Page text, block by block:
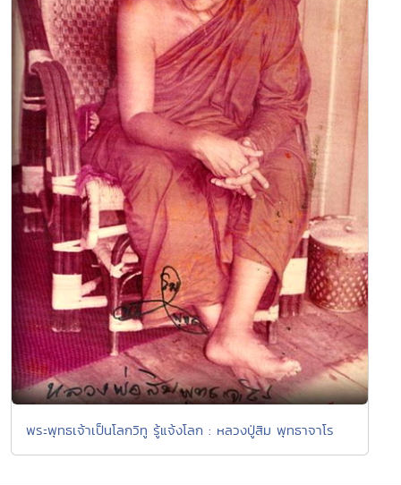
พระพุทธเจ้าเป็นโลกวิทู รู้แจ้งโลก : หลวงปู่สิม พุทธาจาโร